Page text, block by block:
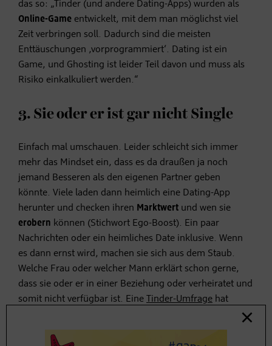
das so: „Tinder (und andere Dating-Apps) wurden als
Online-Game entwickelt, mit dem man möglichst viel
Zeit verbringen soll. Dadurch sind die meisten
Enttäuschungen ,vorprogrammiert‘. Dating ist ein
Game, und Ghosting ist leider Teil davon und muss als
Risiko einkalkuliert werden.“
3. Sie oder er ist gar nicht Single
Einfach mal umschauen. Leider schleicht sich immer
mehr das Mindset ein, dass es da draußen ja noch
jemand Besseren als den eigenen Partner geben
könnte. Viele laden dann heimlich eine Dating-App
herunter und checken ihren Marktwert und wen sie
erobern können (Stichwort Ego-Boost). Ein paar
Nachrichten oder ein heimliches Date inklusive. Wenn
es dann ernst wird, machen sie sich aus dem Staub.
Welche Frau oder welcher Mann erklärt schon gerne,
dass sie oder er in einer Beziehung oder verheiratet und
somit nicht verfügbar ist. Eine
Tinder-Umfrage hat
vergeben sind.